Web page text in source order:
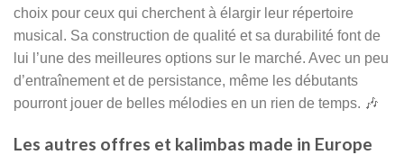
choix pour ceux qui cherchent à élargir leur répertoire
musical. Sa construction de qualité et sa durabilité font de
lui l’une des meilleures options sur le marché. Avec un peu
d’entraînement et de persistance, même les débutants
pourront jouer de belles mélodies en un rien de temps. 🎶
Les autres offres et kalimbas made in Europe